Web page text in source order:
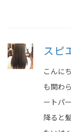
スピ
こんに
も関わ
ートパ
降ると